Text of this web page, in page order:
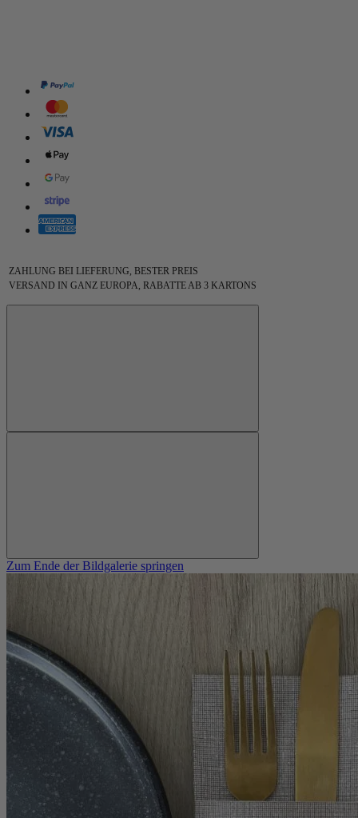
ZAHLUNG BEI LIEFERUNG, BESTER PREIS
VERSAND IN GANZ EUROPA, RABATTE AB 3 KARTONS
Zum Ende der Bildgalerie springen